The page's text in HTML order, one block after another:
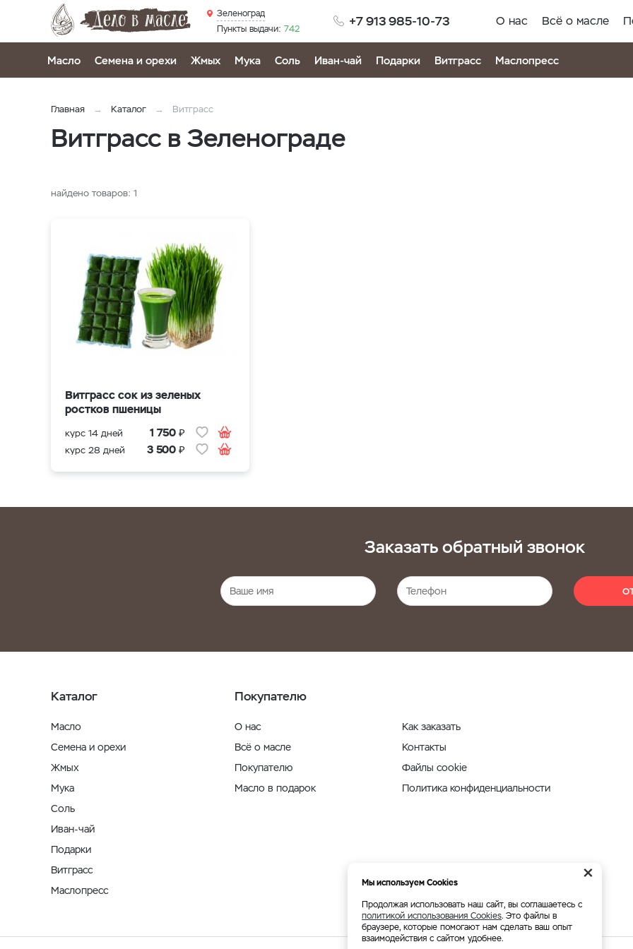
+7 913 985-10-73
Зеленоград
Пункты выдачи: 742
О нас Всё о масле
Масло Семена и орехи Жмых Мука Соль Иван-чай Подарки Витграсс Маслопресс
Главная Каталог Витграсс
Витграсс в Зеленограде
найдено товаров: 1
Витграсс сок из зеленых
ростков пшеницы
курс 14 дней 1 750 ₽
курс 28 дней 3 500 ₽
Заказать обратный звонок
Каталог
Масло
Семена и орехи
Жмых
Мука
Соль
Иван-чай
Подарки
Витграсс
Маслопресс
Покупателю
О нас
Всё о масле
Покупателю
Масло в подарок
Как заказать
Контакты
Файлы cookie
Политика конфиденциальности
×
Мы используем Cookies
Продолжая использовать наш сайт, вы соглашаетесь с
политикой использования Cookies. Это файлы в
браузере, которые помогают нам сделать ваш опыт
взаимодействия с сайтом удобнее.